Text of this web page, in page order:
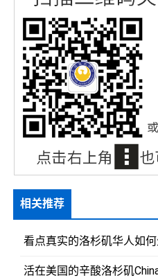
相关推荐
看点真实的洛杉矶华人如
活在美国的辛酸洛杉矶